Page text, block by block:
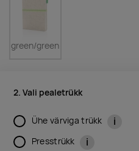
green/green
2. Vali pealetrükk
Ühe värviga trükk i
Presstrükk i